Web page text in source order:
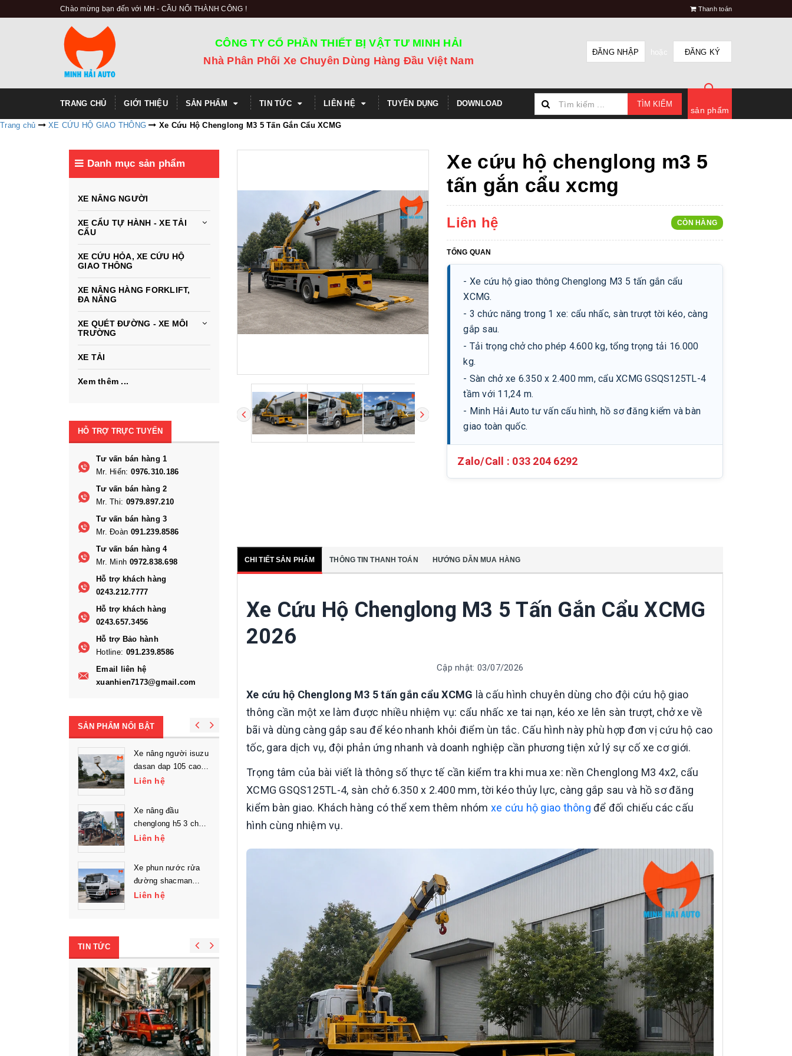
Chào mừng bạn đến với MH - CẦU NỐI THÀNH CÔNG ! Thanh toán
CÔNG TY CỔ PHẦN THIẾT BỊ VẬT TƯ MINH HẢI
Nhà Phân Phối Xe Chuyên Dùng Hàng Đầu Việt Nam
ĐĂNG NHẬP hoặc ĐĂNG KÝ
TRANG CHỦ GIỚI THIỆU SẢN PHẨM TIN TỨC LIÊN HỆ TUYỂN DỤNG DOWNLOAD TÌM KIẾM
sản phẩm
Trang chủ XE CỨU HỘ GIAO THÔNG Xe Cứu Hộ Chenglong M3 5 Tấn Gắn Cẩu XCMG
Xe cứu hộ chenglong m3 5
tấn gắn cẩu xcmg
Liên hệ CÒN HÀNG
TỔNG QUAN
- Xe cứu hộ giao thông Chenglong M3 5 tấn gắn cẩu
XCMG.
- 3 chức năng trong 1 xe: cẩu nhấc, sàn trượt tời kéo, càng
gắp sau.
- Tải trọng chở cho phép 4.600 kg, tổng trọng tải 16.000
kg.
- Sàn chở xe 6.350 x 2.400 mm, cẩu XCMG GSQS125TL-4
tầm với 11,24 m.
- Minh Hải Auto tư vấn cấu hình, hồ sơ đăng kiểm và bàn
giao toàn quốc.
Zalo/Call : 033 204 6292
CHI TIẾT SẢN PHẨM THÔNG TIN THANH TOÁN HƯỚNG DẪN MUA HÀNG
Xe Cứu Hộ Chenglong M3 5 Tấn Gắn Cẩu XCMG
2026
Cập nhật: 03/07/2026
Xe cứu hộ Chenglong M3 5 tấn gắn cẩu XCMG là cấu hình chuyên dùng cho đội cứu hộ giao
thông cần một xe làm được nhiều nhiệm vụ: cẩu nhấc xe tai nạn, kéo xe lên sàn trượt, chở xe về
bãi và dùng càng gắp sau để kéo nhanh khỏi điểm ùn tắc. Cấu hình này phù hợp đơn vị cứu hộ cao
tốc, gara dịch vụ, đội phản ứng nhanh và doanh nghiệp cần phương tiện xử lý sự cố xe cơ giới.
Trọng tâm của bài viết là thông số thực tế cần kiểm tra khi mua xe: nền Chenglong M3 4x2, cẩu
XCMG GSQS125TL-4, sàn chở 6.350 x 2.400 mm, tời kéo thủy lực, càng gắp sau và hồ sơ đăng
kiểm bàn giao. Khách hàng có thể xem thêm nhóm xe cứu hộ giao thông để đối chiếu các cấu
hình cùng nhiệm vụ.
Danh mục sản phẩm
XE NÂNG NGƯỜI
XE CẨU TỰ HÀNH - XE TẢI
CẨU
XE CỨU HỎA, XE CỨU HỘ
GIAO THÔNG
XE NÂNG HÀNG FORKLIFT,
ĐA NĂNG
XE QUÉT ĐƯỜNG - XE MÔI
TRƯỜNG
XE TẢI
Xem thêm ...
HỖ TRỢ TRỰC TUYẾN
Tư vấn bán hàng 1
Mr. Hiến: 0976.310.186
Tư vấn bán hàng 2
Mr. Thi: 0979.897.210
Tư vấn bán hàng 3
Mr. Đoàn 091.239.8586
Tư vấn bán hàng 4
Mr. Minh 0972.838.698
Hỗ trợ khách hàng
0243.212.7777
Hỗ trợ khách hàng
0243.657.3456
Hỗ trợ Bảo hành
Hotline: 091.239.8586
Email liên hệ
xuanhien7173@gmail.com
SẢN PHẨM NỔI BẬT
Xe nâng người isuzu
dasan dap 105 cao
làm việc 10.5m
Liên hệ
Xe nâng đầu
chenglong h5 3 chân
chở máy công trình
Liên hệ
Xe phun nước rửa
đường shacman
l3000 3 chân
Liên hệ
So sánh hd320 gắn
cẩu everdigm 12 tấn
và 15 tấn
Xe bồn xitec chở
xăng 24m3 dongfeng
TIN TỨC
10 mẫu xe tải gắn cẩu đáng